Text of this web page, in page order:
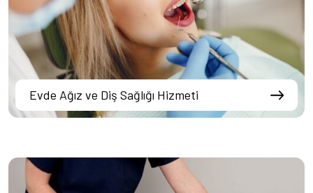
Evde Ağız ve Diş Sağlığı Hizmeti